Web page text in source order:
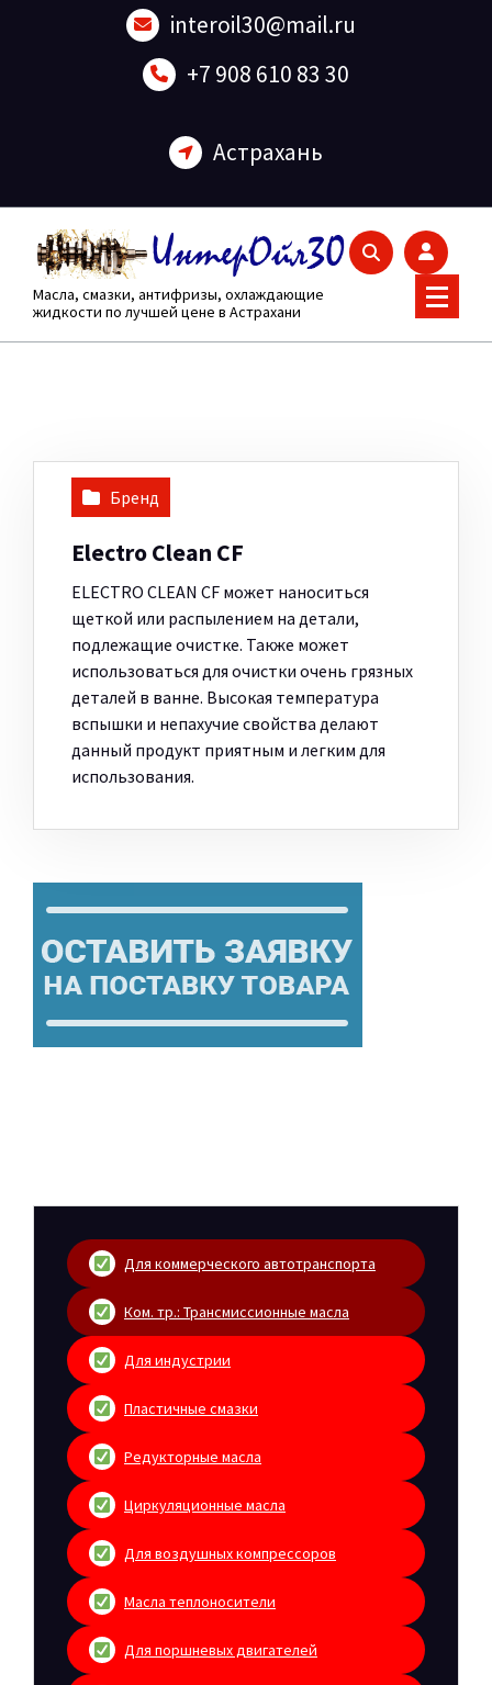
interoil30@mail.ru
+7 908 610 83 30
Астрахань
Масла, смазки, антифризы, охлаждающие
жидкости по лучшей цене в Астрахани
Бренд
Electro Clean CF
ELECTRO CLEAN CF может наноситься
щеткой или распылением на детали,
подлежащие очистке. Также может
использоваться для очистки очень грязных
деталей в ванне. Высокая температура
вспышки и непахучие свойства делают
данный продукт приятным и легким для
использования.
Для коммерческого автотранспорта
Ком. тр.: Трансмиссионные масла
Для индустрии
Пластичные смазки
Редукторные масла
Циркуляционные масла
Для воздушных компрессоров
Масла теплоносители
Для поршневых двигателей